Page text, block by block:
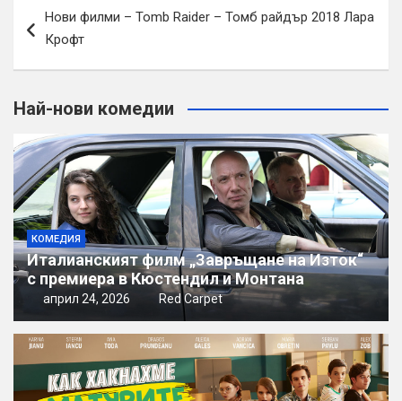
Нови филми – Tomb Raider – Томб райдър 2018 Лара
Крофт
Най-нови комедии
КОМЕДИЯ
Италианският филм „Завръщане на Изток“
с премиера в Кюстендил и Монтана
април 24, 2026 Red Carpet